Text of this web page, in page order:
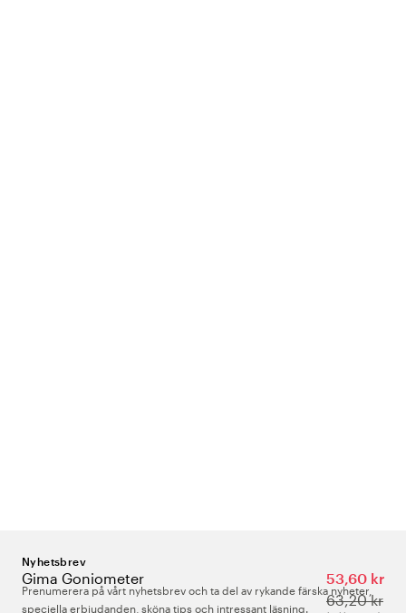
Gima Goniometer
53,60 kr
63,20 kr
Nyhetsbrev
Prenumerera på vårt nyhetsbrev och ta del av rykande färska nyheter,
speciella erbjudanden, sköna tips och intressant läsning.